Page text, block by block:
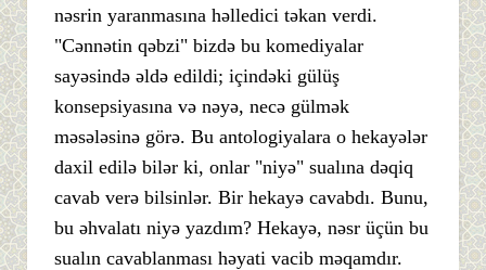
nəsrin yaranmasına həlledici təkan verdi.
"Cənnətin qəbzi" bizdə bu komediyalar
sayəsində əldə edildi; içindəki gülüş
konsepsiyasına və nəyə, necə gülmək
məsələsinə görə. Bu antologiyalara o hekayələr
daxil edilə bilər ki, onlar "niyə" sualına dəqiq
cavab verə bilsinlər. Bir hekayə cavabdı. Bunu,
bu əhvalatı niyə yazdım? Hekayə, nəsr üçün bu
sualın cavablanması həyati vacib məqamdır.